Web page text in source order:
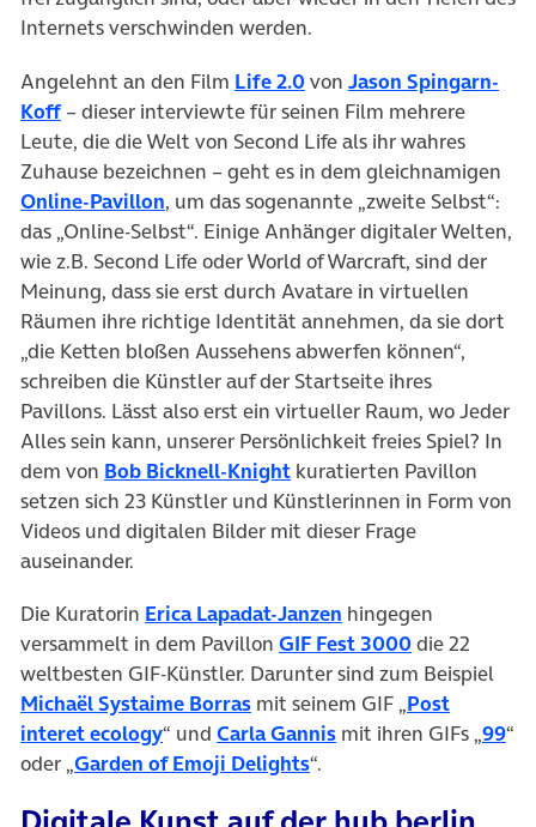
Internets verschwinden werden.
Angelehnt an den Film Life 2.0(öffnet in neuem Tab)
von Jason Spingarn-
Koff(öffnet in neuem Tab)
– dieser interviewte für seinen Film mehrere
Leute, die die Welt von Second Life als ihr wahres
Zuhause bezeichnen – geht es in dem gleichnamigen
Online-Pavillon(öffnet in neuem Tab)
, um das sogenannte „zweite Selbst“:
das „Online-Selbst“. Einige Anhänger digitaler Welten,
wie z.B. Second Life oder World of Warcraft, sind der
Meinung, dass sie erst durch Avatare in virtuellen
Räumen ihre richtige Identität annehmen, da sie dort
„die Ketten bloßen Aussehens abwerfen können“,
schreiben die Künstler auf der Startseite ihres
Pavillons. Lässt also erst ein virtueller Raum, wo Jeder
Alles sein kann, unserer Persönlichkeit freies Spiel? In
dem von Bob Bicknell-Knight(öffnet in neuem Tab)
kuratierten Pavillon
setzen sich 23 Künstler und Künstlerinnen in Form von
Videos und digitalen Bilder mit dieser Frage
auseinander.
Die Kuratorin Erica Lapadat-Janzen (öffnet in neuem
hingegen
versammelt in dem Pavillon GIF Fest 3000(öffnet in
die 22
weltbesten GIF-Künstler. Darunter sind zum Beispiel
Michaël Systaime Borras(öffnet in neuem Tab)
mit seinem GIF „Post
interet ecology(öffnet in neuem Tab)
“ und Carla Gannis(öffnet in neuem Tab)
mit ihren GIFs „99“
oder „Garden of Emoji Delights(öffnet in neuem Tab)
“.